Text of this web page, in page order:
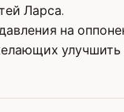
Ларса.
на
улучшить